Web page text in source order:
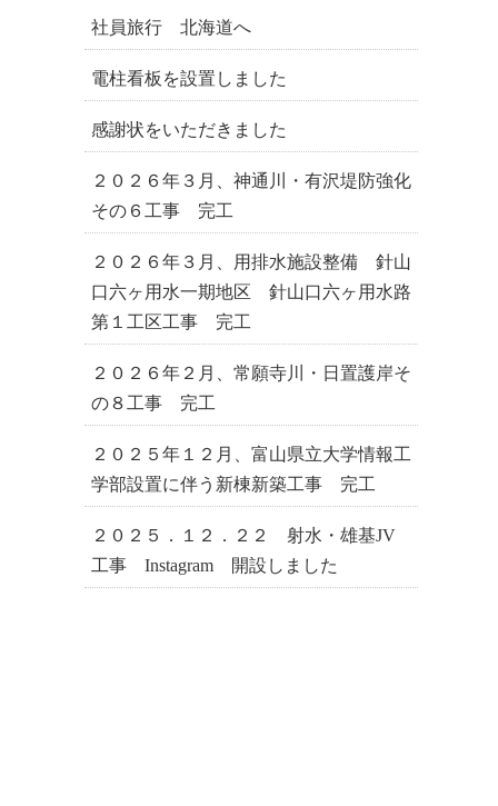
社員旅行 北海道へ
電柱看板を設置しました
感謝状をいただきました
２０２６年３月、神通川・有沢堤防強化
その６工事 完工
２０２６年３月、用排水施設整備 針山
口六ヶ用水一期地区 針山口六ヶ用水路
第１工区工事 完工
２０２６年２月、常願寺川・日置護岸そ
の８工事 完工
２０２５年１２月、富山県立大学情報工
学部設置に伴う新棟新築工事 完工
２０２５．１２．２２ 射水・雄基JV
工事 Instagram 開設しました